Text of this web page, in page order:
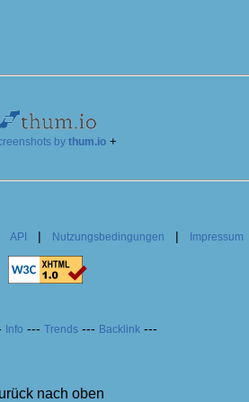
by thum.io+
API | Nutzungsbedingungen | Impressum
Info --- Trends --- Backlink ---
nach oben